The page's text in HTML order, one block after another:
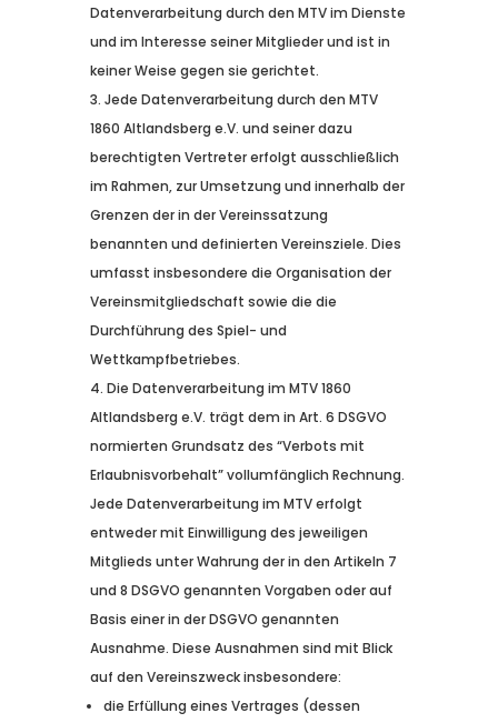
Datenverarbeitung durch den MTV im Dienste
und im Interesse seiner Mitglieder und ist in
keiner Weise gegen sie gerichtet.
Jede Datenverarbeitung durch den MTV
1860 Altlandsberg e.V. und seiner dazu
berechtigten Vertreter erfolgt ausschließlich
im Rahmen, zur Umsetzung und innerhalb der
Grenzen der in der Vereinssatzung
benannten und definierten Vereinsziele. Dies
umfasst insbesondere die Organisation der
Vereinsmitgliedschaft sowie die die
Durchführung des Spiel- und
Wettkampfbetriebes.
Die Datenverarbeitung im MTV 1860
Altlandsberg e.V. trägt dem in Art. 6 DSGVO
normierten Grundsatz des “Verbots mit
Erlaubnisvorbehalt” vollumfänglich Rechnung.
Jede Datenverarbeitung im MTV erfolgt
entweder mit Einwilligung des jeweiligen
Mitglieds unter Wahrung der in den Artikeln 7
und 8 DSGVO genannten Vorgaben oder auf
Basis einer in der DSGVO genannten
Ausnahme. Diese Ausnahmen sind mit Blick
auf den Vereinszweck insbesondere:
die Erfüllung eines Vertrages (dessen